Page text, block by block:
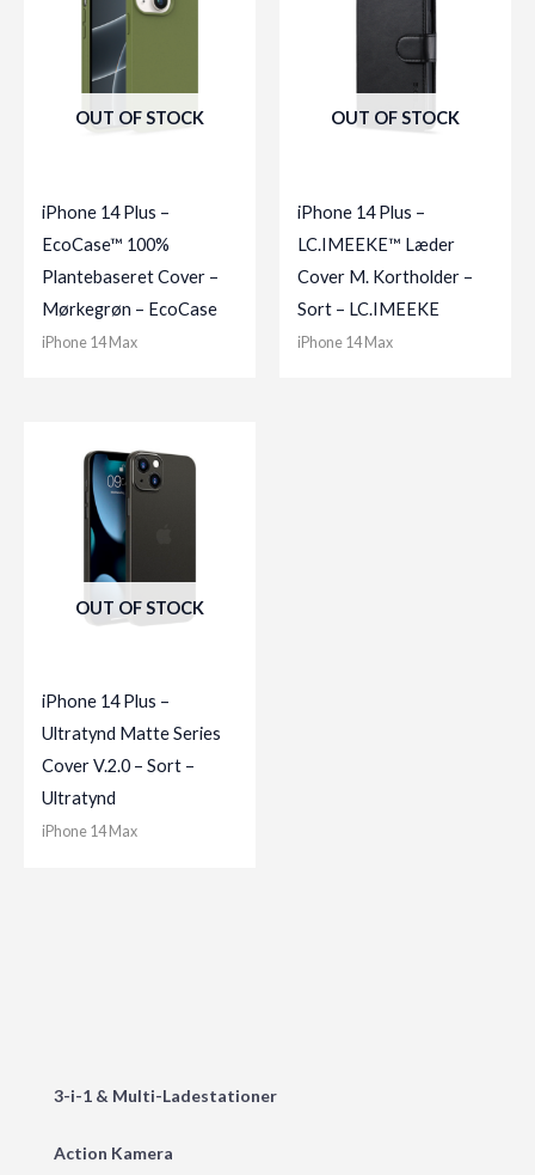
3-i-1 & Multi-Ladestationer
Action Kamera
OUT OF STOCK
iPhone 14 Plus –
EcoCase™ 100%
Plantebaseret Cover –
Mørkegrøn – EcoCase
iPhone 14 Max
OUT OF STOCK
iPhone 14 Plus –
LC.IMEEKE™ Læder
Cover M. Kortholder –
Sort – LC.IMEEKE
iPhone 14 Max
OUT OF STOCK
iPhone 14 Plus –
Ultratynd Matte Series
Cover V.2.0 – Sort –
Ultratynd
iPhone 14 Max